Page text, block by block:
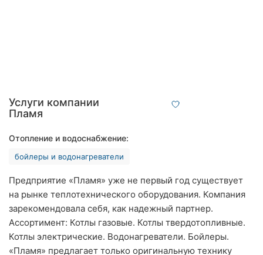
города:
Тернополь
Хмельницкий
Ровно
Услуги компании
Пламя
Отопление и водоснабжение:
бойлеры и водонагреватели
Предприятие «Пламя» уже не первый год существует
на рынке теплотехнического оборудования. Компания
зарекомендовала себя, как надежный партнер.
Ассортимент: Котлы газовые. Котлы твердотопливные.
Котлы электрические. Водонагреватели. Бойлеры.
«Пламя» предлагает только оригинальную технику